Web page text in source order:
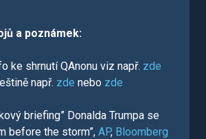
a poznámek:
ke shrnutí QAnonu viz např. zde
např. zde nebo zde
briefing” Donalda Trumpa se
before the storm”, AP, Bloomberg